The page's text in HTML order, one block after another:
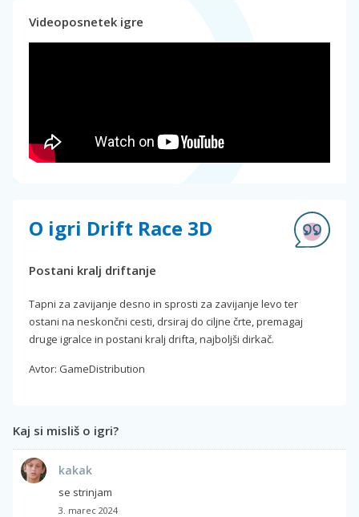
Videoposnetek igre
O igri Drift Race 3D
Postani kralj driftanje
Tapni za zavijanje desno in sprosti za zavijanje levo ter
ostani na neskončni cesti, drsiraj do ciljne črte, premagaj
druge igralce in postani kralj drifta, najboljši dirkač.
Avtor: GameDistribution
Kaj si misliš o igri?
kakak
se strinjam
3. marec 2024